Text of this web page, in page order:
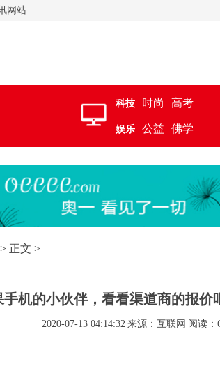
网站
科技 时尚 高考
娱乐 公益 佛学
> 正文 >
机的小伙伴，看看渠道商的报价
2020-07-13 04:14:32 来源：互联网 阅读：